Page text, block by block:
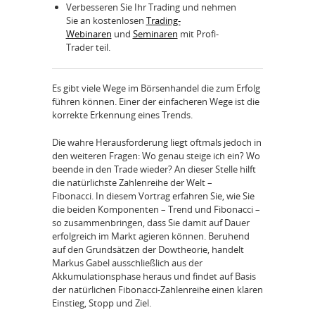
Verbesseren Sie Ihr Trading und nehmen
Sie an kostenlosen Trading-
Webinaren und Seminaren mit Profi-
Trader teil.
Es gibt viele Wege im Börsenhandel die zum Erfolg
führen können. Einer der einfacheren Wege ist die
korrekte Erkennung eines Trends.
Die wahre Herausforderung liegt oftmals jedoch in
den weiteren Fragen: Wo genau steige ich ein? Wo
beende in den Trade wieder? An dieser Stelle hilft
die natürlichste Zahlenreihe der Welt –
Fibonacci. In diesem Vortrag erfahren Sie, wie Sie
die beiden Komponenten – Trend und Fibonacci –
so zusammenbringen, dass Sie damit auf Dauer
erfolgreich im Markt agieren können. Beruhend
auf den Grundsätzen der Dowtheorie, handelt
Markus Gabel ausschließlich aus der
Akkumulationsphase heraus und findet auf Basis
der natürlichen Fibonacci-Zahlenreihe einen klaren
Einstieg, Stopp und Ziel.